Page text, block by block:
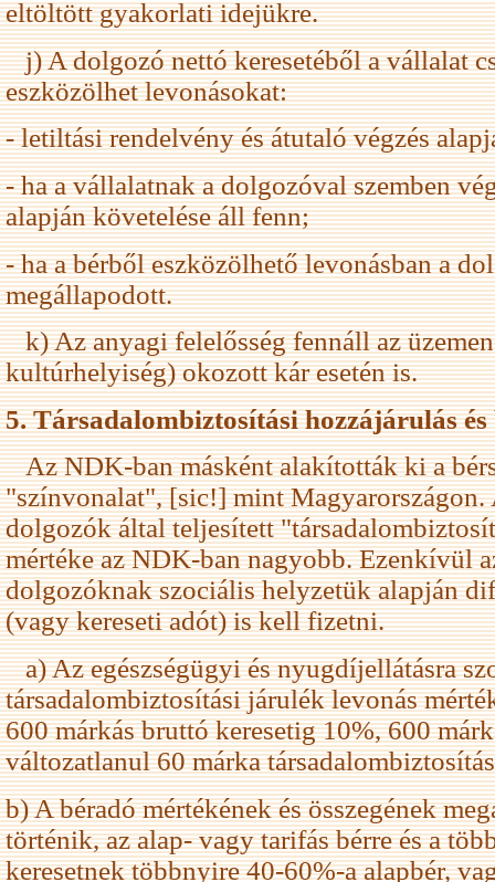
eltöltött gyakorlati idejükre.
j) A dolgozó nettó keresetéből a vállalat
eszközölhet levonásokat:
- letiltási rendelvény és átutaló végzés
- ha a vállalatnak a dolgozóval szemben
alapján követelése áll fenn;
- ha a bérből eszközölhető levonásban a
megállapodott.
k) Az anyagi felelősség fennáll az
kultúrhelyiség) okozott kár esetén is.
5. Társadalombiztosítási hozzájárulás és
Az NDK-ban másként alakították ki a
"színvonalat", [sic!] mint Magyarországon.
dolgozók által teljesített
mértéke az NDK-ban nagyobb. Ezenkívül
dolgozóknak szociális helyzetük alapján
(vagy kereseti adót) is kell fizetni.
a) Az egészségügyi és nyugdíjellátásra
társadalombiztosítási járulék levonás
600 márkás bruttó keresetig 10%, 600
változatlanul 60 márka
b) A béradó mértékének és összegének
történik, az alap- vagy tarifás bérre és a
keresetnek többnyire 40-60%-a alapbér,